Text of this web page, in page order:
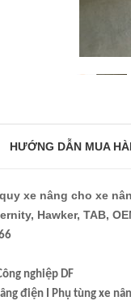
HƯỚNG DẪN MUA
xe nâng cho xe
Hawker, TAB,
nghiệp DF
điện I Phụ tùng xe